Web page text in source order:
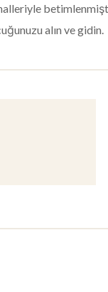
alın ve gidin.